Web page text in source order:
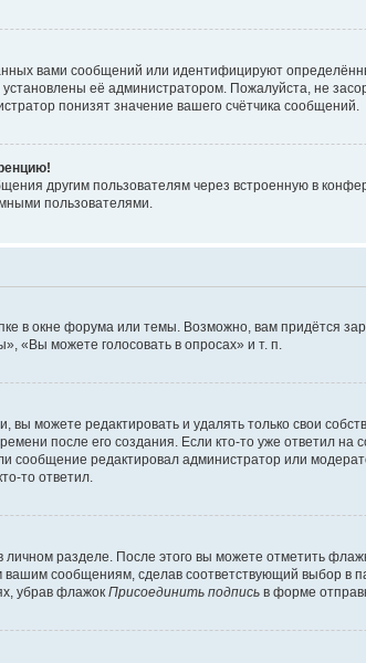
вами сообщений или идентифицируют
её администратором. Пожалуйста, не
понизят значение вашего счётчика сообщений.
другим пользователям через встроенную в
пользователями.
в окне форума или темы. Возможно, вам придётся
«Вы можете голосовать в опросах» и т. п.
можете редактировать и удалять только свои
после его создания. Если кто-то уже ответил
сообщение редактировал администратор или
то ответил.
разделе. После этого вы можете отметить
сообщениям, сделав соответствующий выбор
убрав флажок Присоединить подпись в форме